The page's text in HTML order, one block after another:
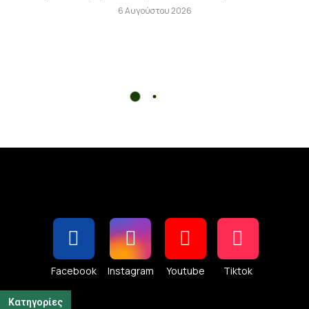
6 Αυγούστου 2026
Facebook Instagram Youtube Tiktok
Κατηγορίες